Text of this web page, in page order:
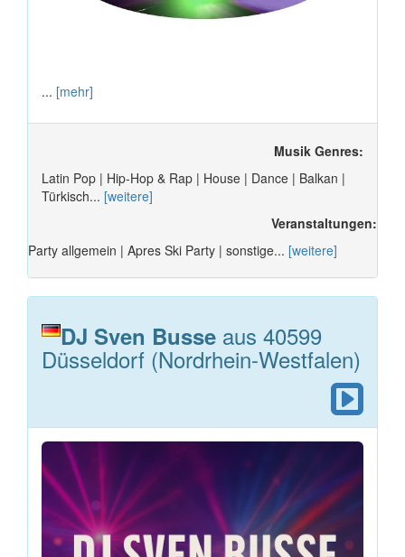
... [mehr]
Musik Genres:
Latin Pop | Hip-Hop & Rap | House | Dance | Balkan |
Türkisch... [weitere]
Veranstaltungen:
Party allgemein | Apres Ski Party | sonstige... [weitere]
DJ Sven Busse aus 40599
Düsseldorf (Nordrhein-Westfalen)